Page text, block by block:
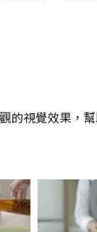
的視覺效果，